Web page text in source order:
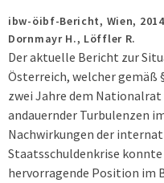
ibw-öibf-Bericht, Wien, 2014
Dornmayr H., Löffler R.
Der aktuelle Bericht zur
Österreich, welcher gemäß
zwei Jahre dem
andauernder Turbulenzen
Nachwirkungen der
Staatsschuldenkrise
hervorragende Position im